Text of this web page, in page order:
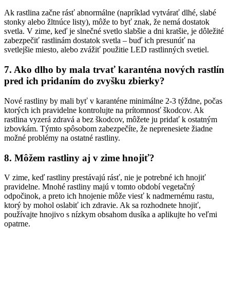
Ak rastlina začne rásť abnormálne (napríklad vytvárať dlhé, slabé
stonky alebo žltnúce listy), môže to byť znak, že nemá dostatok
svetla. V zime, keď je slnečné svetlo slabšie a dni kratšie, je dôležité
zabezpečiť rastlinám dostatok svetla – buď ich presunúť na
svetlejšie miesto, alebo zvážiť použitie LED rastlinných svetiel.
7. Ako dlho by mala trvať karanténa nových rastlín
pred ich pridaním do zvyšku zbierky?
Nové rastliny by mali byť v karanténe minimálne 2-3 týždne, počas
ktorých ich pravidelne kontrolujte na prítomnosť škodcov. Ak
rastlina vyzerá zdravá a bez škodcov, môžete ju pridať k ostatným
izbovkám. Týmto spôsobom zabezpečíte, že neprenesiete žiadne
možné problémy na ostatné rastliny.
8. Môžem rastliny aj v zime hnojiť?
V zime, keď rastliny prestávajú rásť, nie je potrebné ich hnojiť
pravidelne. Mnohé rastliny majú v tomto období vegetačný
odpočinok, a preto ich hnojenie môže viesť k nadmernému rastu,
ktorý by mohol oslabiť ich zdravie. Ak sa rozhodnete hnojiť,
používajte hnojivo s nízkym obsahom dusíka a aplikujte ho veľmi
opatrne.